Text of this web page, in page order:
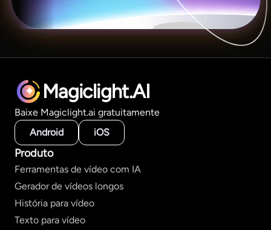
Magiclight.AI
Baixe Magiclight.ai gratuitamente
Android
iOS
Produto
Ferramentas de vídeo com IA
Gerador de vídeos longos
História para vídeo
Texto para vídeo